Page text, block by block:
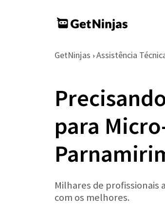
GetNinjas › Assistência
para
Milhares de profissionais
com os melhores.